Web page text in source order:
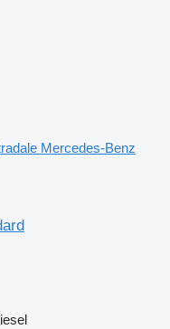
Mercedes-Benz